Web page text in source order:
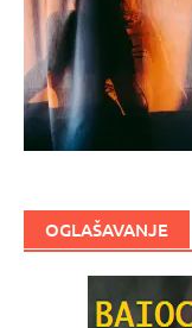
OGLAŠAVANJE